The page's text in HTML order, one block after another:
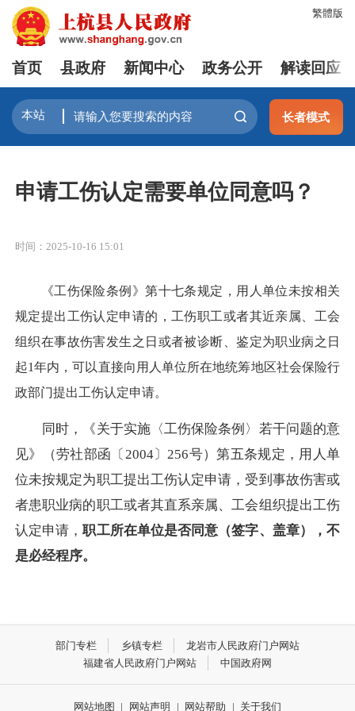
繁體版
首页 县政府 新闻中心 政务公开 解读回应
长者模式
申请工伤认定需要单位同意吗？
时间：2025-10-16 15:01
《工伤保险条例》第十七条规定，用人单位未按相关
规定提出工伤认定申请的，工伤职工或者其近亲属、工会
组织在事故伤害发生之日或者被诊断、鉴定为职业病之日
起1年内，可以直接向用人单位所在地统筹地区社会保险行
政部门提出工伤认定申请。
同时，《关于实施〈工伤保险条例〉若干问题的意
见》（劳社部函〔2004〕256号）第五条规定，用人单
位未按规定为职工提出工伤认定申请，受到事故伤害或
者患职业病的职工或者其直系亲属、工会组织提出工伤
认定申请，职工所在单位是否同意（签字、盖章），不
是必经程序。
部门专栏 乡镇专栏
龙岩市人民政府门户网站
福建省人民政府门户网站
中国政府网
网站地图 | 网站声明 | 网站帮助 | 关于我们